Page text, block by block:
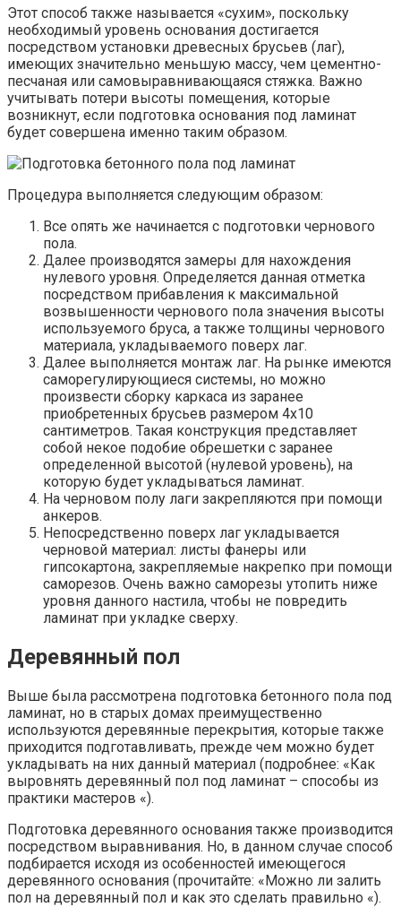
Этот способ также называется «сухим», поскольку
необходимый уровень основания достигается
посредством установки древесных брусьев (лаг),
имеющих значительно меньшую массу, чем цементно-
песчаная или самовыравнивающаяся стяжка. Важно
учитывать потери высоты помещения, которые
возникнут, если подготовка основания под ламинат
будет совершена именно таким образом.
Процедура выполняется следующим образом:
Все опять же начинается с подготовки чернового
пола.
Далее производятся замеры для нахождения
нулевого уровня. Определяется данная отметка
посредством прибавления к максимальной
возвышенности чернового пола значения высоты
используемого бруса, а также толщины чернового
материала, укладываемого поверх лаг.
Далее выполняется монтаж лаг. На рынке имеются
саморегулирующиеся системы, но можно
произвести сборку каркаса из заранее
приобретенных брусьев размером 4х10
сантиметров. Такая конструкция представляет
собой некое подобие обрешетки с заранее
определенной высотой (нулевой уровень), на
которую будет укладываться ламинат.
На черновом полу лаги закрепляются при помощи
анкеров.
Непосредственно поверх лаг укладывается
черновой материал: листы фанеры или
гипсокартона, закрепляемые накрепко при помощи
саморезов. Очень важно саморезы утопить ниже
уровня данного настила, чтобы не повредить
ламинат при укладке сверху.
Деревянный пол
Выше была рассмотрена подготовка бетонного пола под
ламинат, но в старых домах преимущественно
используются деревянные перекрытия, которые также
приходится подготавливать, прежде чем можно будет
укладывать на них данный материал (подробнее: «Как
выровнять деревянный пол под ламинат – способы из
практики мастеров «).
Подготовка деревянного основания также производится
посредством выравнивания. Но, в данном случае способ
подбирается исходя из особенностей имеющегося
деревянного основания (прочитайте: «Можно ли залить
пол на деревянный пол и как это сделать правильно «).